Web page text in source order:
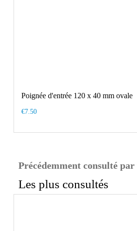
Poignée d'entrée 120 x 40 mm ovale
€7.50
Précédemment consulté par
Les plus consultés